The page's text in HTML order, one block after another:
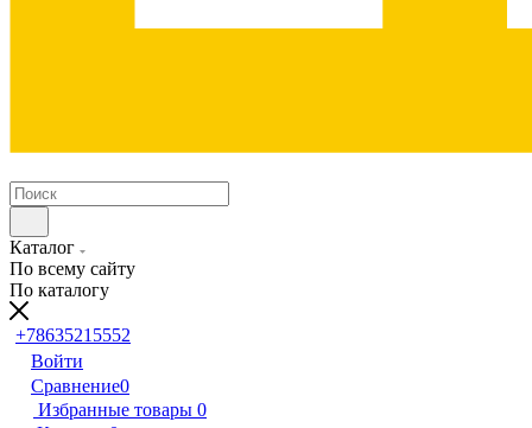
Каталог
По всему сайту
По каталогу
+78635215552
Войти
Сравнение0
Избранные товары 0